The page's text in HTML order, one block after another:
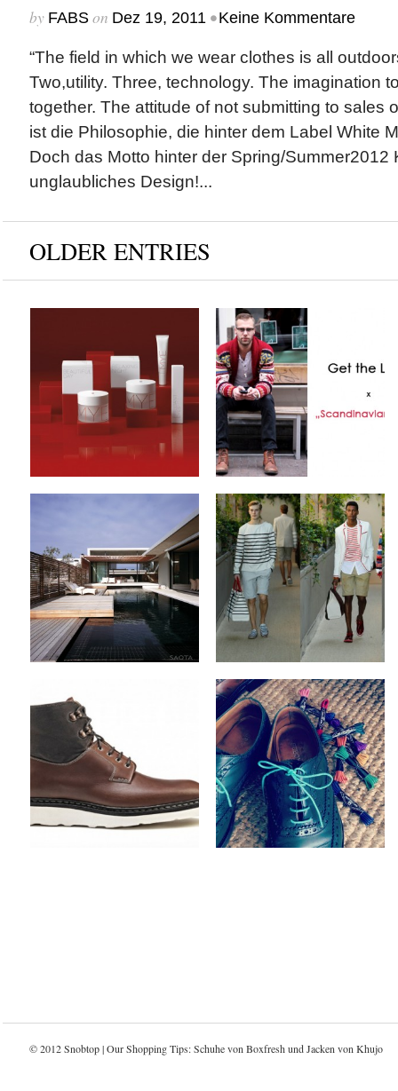
by FABSon Dez 19, 2011 •Keine Kommentare
“The field in which we wear clothes is all
Two,utility. Three, technology. The imagination
together. The attitude of not submitting to sales
ist die Philosophie, die hinter dem Label White
Doch das Motto hinter der Spring/Summer2012
unglaubliches Design!...
OLDER ENTRIES
Beauty Brand x MYE
KOSMETIK
Sep 20, 2012
Keine Kommentare
Get The Look x
Scandinavian Jack
byFABSonSep 18, 2012
The Voelklip House
byFABSonSep 13, 2012
Keine Kommentare
Tommy Hilfiger x
Spring/Summer 2013
Collection
byFABSon Sep 12, 2012
2 Kommentare
Ateliers Heschung x
Fall/Winter 2012
Footwear Collection
byFABSonSep 9, 2012
Keine Kommentare
Steve & Co x Benjo’s
Shoe Laces
FABS onSep 6, 2012
Keine Kommentare
© 2012 Snobtop | Our Shopping Tips: Schuhe von Boxfresh und Jacken von Khujo